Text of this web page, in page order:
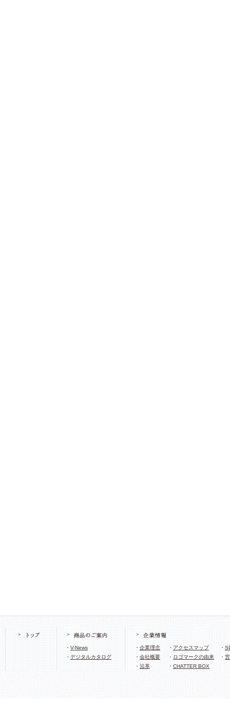
・ V-News
・ デジタルカタログ
・ 企業理念
・ 会社概要
・ 沿革
・ アクセスマップ
・ ロゴマークの由来
・ CHATTER BOX
・
・